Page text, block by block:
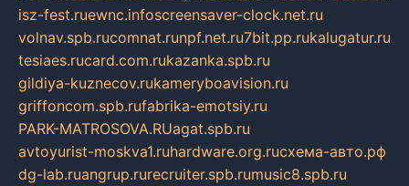
isz-fest.ruewnc.infoscreensaver-clock.net.ru
volnav.spb.rucomnat.runpf.net.ru7bit.pp.rukalugatur.ru
tesiaes.rucard.com.rukazanka.spb.ru
gildiya-kuznecov.rukameryboavision.ru
griffoncom.spb.rufabrika-emotsiy.ru
PARK-MATROSOVA.RUagat.spb.ru
avtoyurist-moskva1.ruhardware.org.ruсхема-авто.рф
dg-lab.ruangrup.rurecruiter.spb.rumusic8.spb.ru